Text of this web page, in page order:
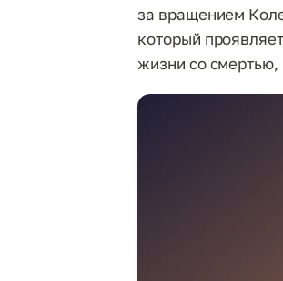
за вращением
который
жизни со смертью,